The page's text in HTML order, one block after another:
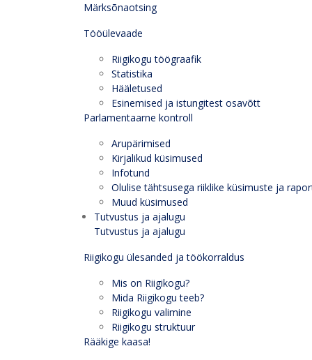
Märksõnaotsing
Tööülevaade
Riigikogu töögraafik
Statistika
Hääletused
Esinemised ja istungitest osavõtt
Parlamentaarne kontroll
Arupärimised
Kirjalikud küsimused
Infotund
Olulise tähtsusega riiklike küsimuste ja
Muud küsimused
Tutvustus ja ajalugu
Tutvustus ja ajalugu
Riigikogu ülesanded ja töökorraldus
Mis on Riigikogu?
Mida Riigikogu teeb?
Riigikogu valimine
Riigikogu struktuur
Rääkige kaasa!